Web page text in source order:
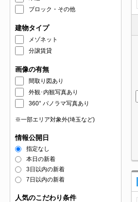
ブロック・その他
建物タイプ
メゾネット
分譲賃貸
画像の有無
間取り図あり
外観･内観写真あり
360° パノラマ写真あり
※一部エリア対象外(埼玉など)
情報公開日
指定なし
本日の新着
3日以内の新着
7日以内の新着
人気のこだわり条件